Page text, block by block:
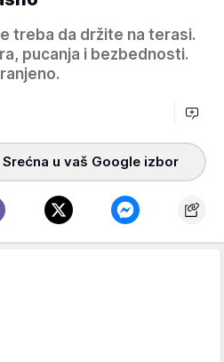
treba da držite na terasi.
pucanja i bezbednosti.
u vaš Google izbor